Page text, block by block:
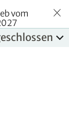
vom